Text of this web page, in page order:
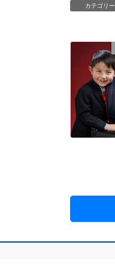
カテゴリー